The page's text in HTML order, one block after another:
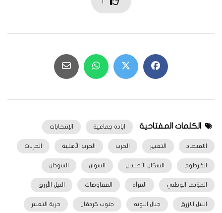
الكلمات المفتاحية ابادة جماعية الإنتخابات
الاقتصاد التغيير الحرب الحرب الأهلية الحريات
الخرطوم السكان الأصليين السوان السودان
المؤتمر الوطني المرأة المفاوضات النيل الأزرق
النيل الازرق جبال النوبة جنوب كردفان حرية التعبير